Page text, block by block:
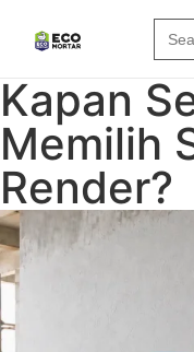
for:
Kapan
Memilih
Render?